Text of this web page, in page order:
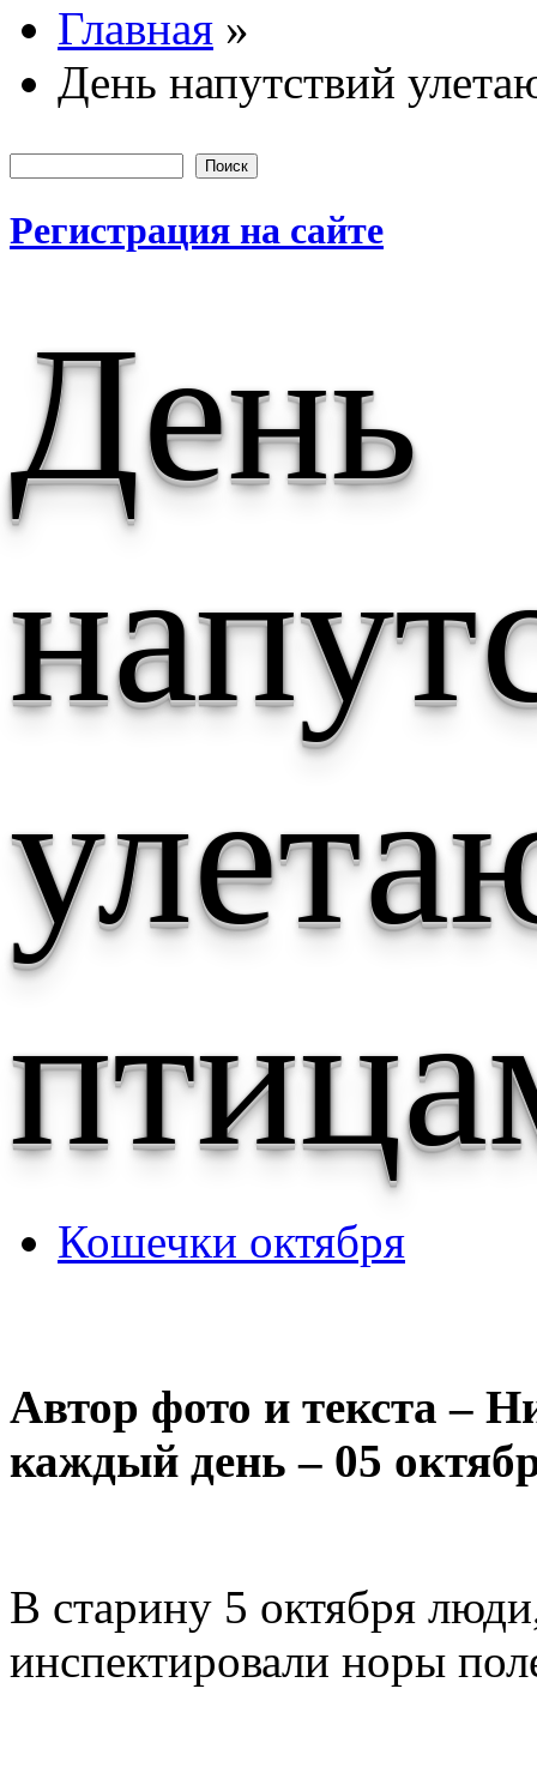
Вы здесь
Главная »
День напутствий
Форма
Регистрация на сайте
День
Кошечки октября
Автор фото и текста –
каждый день – 05
В старину 5 октября
инспектировали норы